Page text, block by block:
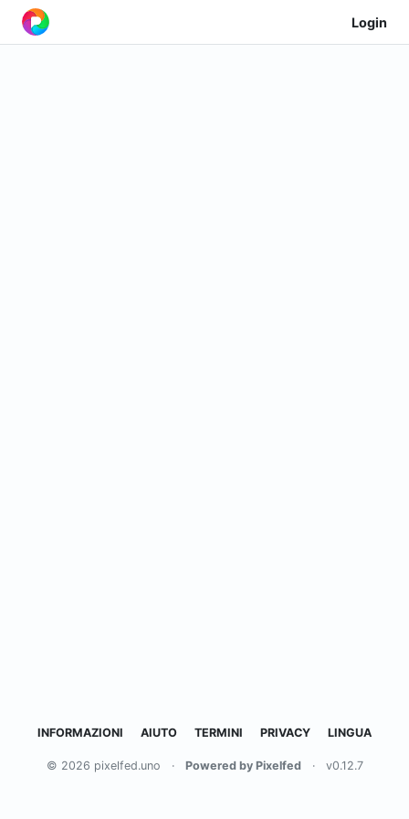
Login
INFORMAZIONI AIUTO TERMINI PRIVACY LINGUA
© 2026 pixelfed.uno · Powered by Pixelfed · v0.12.7